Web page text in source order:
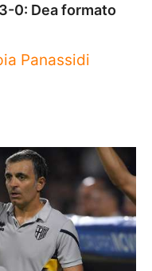
0: Dea formato
Panassidi